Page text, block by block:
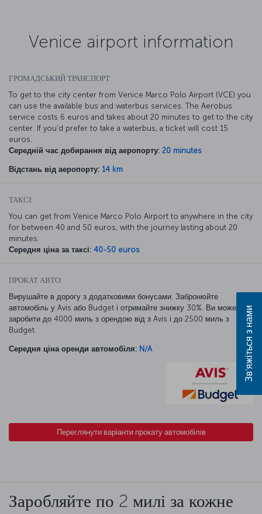
Venice airport information
ГРОМАДСЬКИЙ ТРАНСПОРТ
To get to the city center from Venice Marco Polo Airport (VCE) you
can use the available bus and waterbus services. The Aerobus
service costs 6 euros and takes about 20 minutes to get to the city
center. If you'd prefer to take a waterbus, a ticket will cost 15
euros.
Середній час добирання від аеропорту: 20 minutes
Відстань від аеропорту: 14 km
ТАКСІ:
You can get from Venice Marco Polo Airport to anywhere in the city
for between 40 and 50 euros, with the journey lasting about 20
minutes.
Середня ціна за таксі: 40-50 euros
ПРОКАТ АВТО:
Вирушайте в дорогу з додатковими бонусами. Забронюйте
автомобіль у Avis або Budget і отримайте знижку 30%. Ви можете
заробити до 4000 миль з орендою від з Avis і до 2500 миль з
Budget.
Середня ціна оренди автомобіля: N/A
Переглянути варіанти прокату автомобілів
Заробляйте по 2 милі за кожне
Зв’яжіться з нами